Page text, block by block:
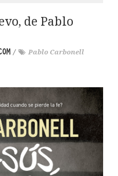
de Pablo
/ Pablo Carbonell